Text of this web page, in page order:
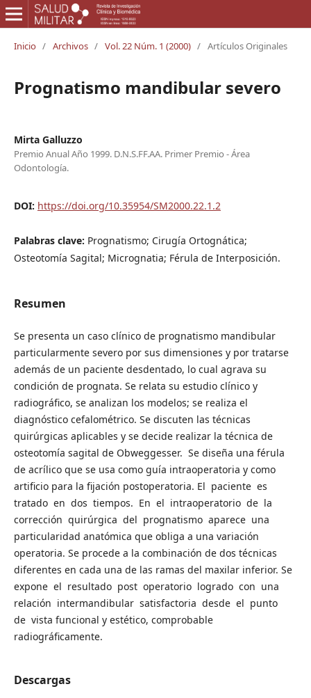
Inicio / Archivos / Vol. 22 Núm. 1 (2000) / Artículos Originales
Prognatismo mandibular severo
Mirta Galluzzo
Premio Anual Año 1999. D.N.S.FF.AA. Primer Premio - Área
Odontología.
DOI: https://doi.org/10.35954/SM2000.22.1.2
Palabras clave: Prognatismo; Cirugía Ortognática;
Osteotomía Sagital; Micrognatia; Férula de Interposición.
Resumen
Se presenta un caso clínico de prognatismo mandibular
particularmente severo por sus dimensiones y por tratarse
además de un paciente desdentado, lo cual agrava su
condición de prognata. Se relata su estudio clínico y
radiográfico, se analizan los modelos; se realiza el
diagnóstico cefalométrico. Se discuten las técnicas
quirúrgicas aplicables y se decide realizar la técnica de
osteotomía sagital de Obweggesser. Se diseña una férula
de acrílico que se usa como guía intraoperatoria y como
artificio para la fijación postoperatoria. El paciente es
tratado en dos tiempos. En el intraoperatorio de la
corrección quirúrgica del prognatismo aparece una
particularidad anatómica que obliga a una variación
operatoria. Se procede a la combinación de dos técnicas
diferentes en cada una de las ramas del maxilar inferior. Se
expone el resultado post operatorio logrado con una
relación intermandibular satisfactoria desde el punto
de vista funcional y estético, comprobable
radiográficamente.
Descargas